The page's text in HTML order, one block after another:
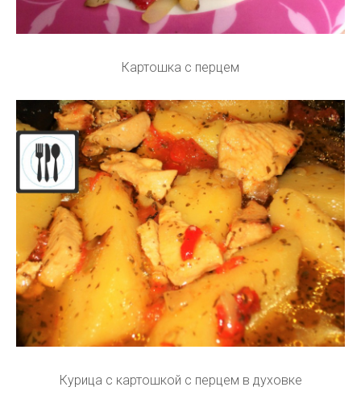
Картошка с перцем
Курица с картошкой с перцем в духовке